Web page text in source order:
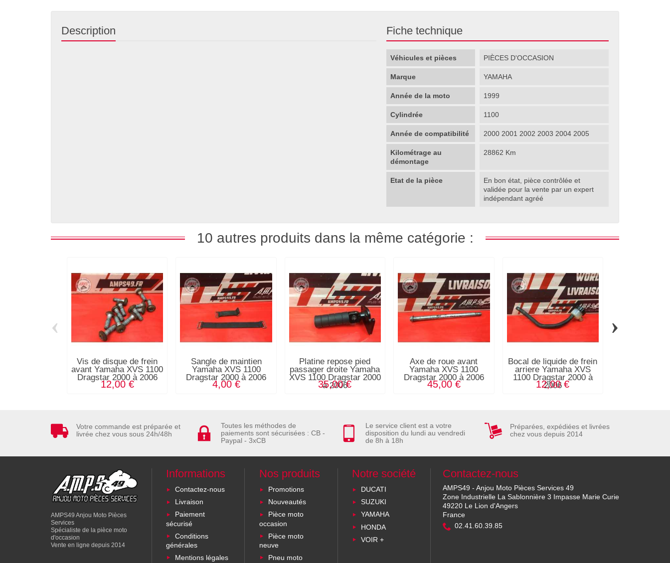
Description Fiche technique
Véhicules et pièces PIÈCES D'OCCASION
Marque YAMAHA
Année de la moto 1999
Cylindrée 1100
Année de compatibilité 2000 2001 2002 2003 2004 2005
Kilométrage au
démontage
28862 Km
Etat de la pièce
En bon état, pièce contrôlée et
validée pour la vente par un expert
indépendant agréé
10 autres produits dans la même catégorie :
Vis de disque de frein
avant Yamaha XVS 1100
Dragstar 2000 à 2006
12,00 €
Sangle de maintien
Yamaha XVS 1100
Dragstar 2000 à 2006
4,00 €
Platine repose pied
passager droite Yamaha
XVS 1100 Dragstar 2000
à 2006
35,00 €
Axe de roue avant
Yamaha XVS 1100
Dragstar 2000 à 2006
45,00 €
Bocal de liquide de frein
arriere Yamaha XVS
1100 Dragstar 2000 à
2006
12,00 €
‹ ›
Votre commande est préparée et
livrée chez vous sous 24h/48h
Toutes les méthodes de
paiements sont sécurisées : CB -
Paypal - 3xCB
Le service client est a votre
disposition du lundi au vendredi
de 8h à 18h
Préparées, expédiées et livrées
chez vous depuis 2014
AMPS49 Anjou Moto Pièces
Services
Spécialiste de la pièce moto
d'occasion
Vente en ligne depuis 2014
Informations
Contactez-nous
Livraison
Paiement
sécurisé
Conditions
générales
Mentions légales
Nos produits
Promotions
Nouveautés
Pièce moto
occasion
Pièce moto
neuve
Pneu moto
Notre société
DUCATI
SUZUKI
YAMAHA
HONDA
VOIR +
Contactez-nous
AMPS49 - Anjou Moto Pièces Services 49
Zone Industrielle La Sablonnière 3 Impasse Marie Curie
49220 Le Lion d'Angers
France
02.41.60.39.85